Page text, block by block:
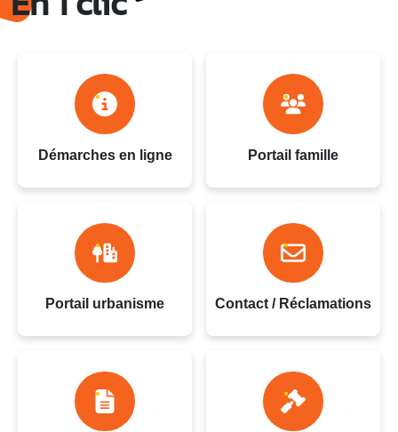
Démarches en ligne Portail famille
Portail urbanisme Contact / Réclamations